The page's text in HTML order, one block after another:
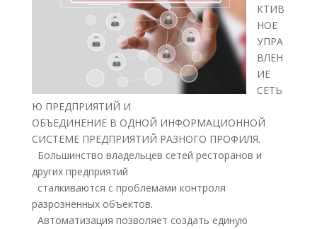
КТИВ
НОЕ
УПРА
ВЛЕН
ИЕ
СЕТЬ
Ю ПРЕДПРИЯТИЙ И
ОБЪЕДИНЕНИЕ В ОДНОЙ ИНФОРМАЦИОННОЙ
СИСТЕМЕ ПРЕДПРИЯТИЙ РАЗНОГО ПРОФИЛЯ.
Большинство владельцев сетей ресторанов и
других предприятий
сталкиваются с проблемами контроля
разрозненных объектов.
Автоматизация позволяет создать единую